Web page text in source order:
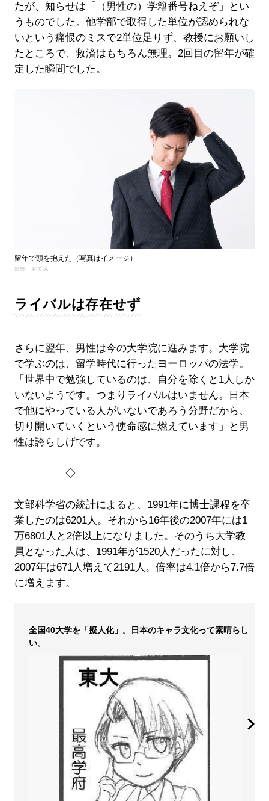
たが、知らせは「（男性の）学籍番号ねえぞ」とい
うものでした。他学部で取得した単位が認められな
いという痛恨のミスで2単位足りず、教授にお願いし
たところで、救済はもちろん無理。2回目の留年が確
定した瞬間でした。
留年で頭を抱えた（写真はイメージ）
出典： PIXTA
ライバルは存在せず
さらに翌年、男性は今の大学院に進みます。大学院
で学ぶのは、留学時代に行ったヨーロッパの法学。
「世界中で勉強しているのは、自分を除くと1人しか
いないようです。つまりライバルはいません。日本
で他にやっている人がいないであろう分野だから、
切り開いていくという使命感に燃えています」と男
性は誇らしげです。
◇
文部科学省の統計によると、1991年に博士課程を卒
業したのは6201人。それから16年後の2007年には1
万6801人と2倍以上になりました。そのうち大学教
員となった人は、1991年が1520人だったに対し、
2007年は671人増えて2191人。倍率は4.1倍から7.7倍
に増えます。
全国40大学を「擬人化」。日本のキャラ文化って素晴らし
い。